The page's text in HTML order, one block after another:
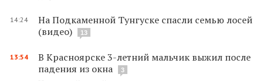
14:24
На Подкаменной Тунгуске спасли семью лосей
(видео)
13
13:54
В Красноярске 3-летний мальчик выжил после
падения из окна
3